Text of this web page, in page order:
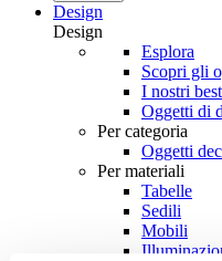
Design
Design
Esplora
Scopri gli
I nostri
Oggetti di
Per categoria
Oggetti
Per materiali
Tabelle
Sedili
Mobili